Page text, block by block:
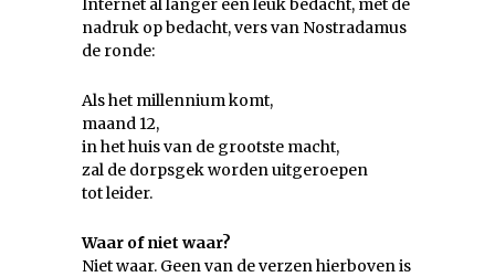
Internet al langer een leuk bedacht, met de
nadruk op bedacht, vers van Nostradamus
de ronde:
Als het millennium komt,
maand 12,
in het huis van de grootste macht,
zal de dorpsgek worden uitgeroepen
tot leider.
Waar of niet waar?
Niet waar. Geen van de verzen hierboven is